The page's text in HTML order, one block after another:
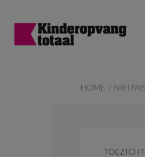
HOME NIEUWS